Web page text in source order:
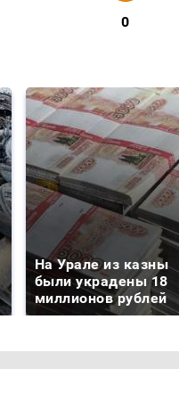
0
На Урале из казны
были украдены 18
миллионов рублей